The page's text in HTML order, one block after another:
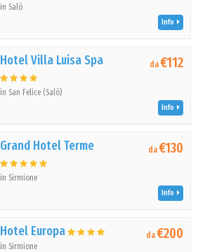
in Salò
Info
Hotel Villa Luisa Spa
in San Felice (Salò)
da€112
Info
Grand Hotel Terme
in Sirmione
da€130
Info
Hotel Europa
in Sirmione
da€200